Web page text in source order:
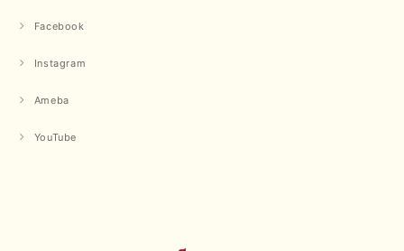
Facebook
Instagram
Ameba
YouTube